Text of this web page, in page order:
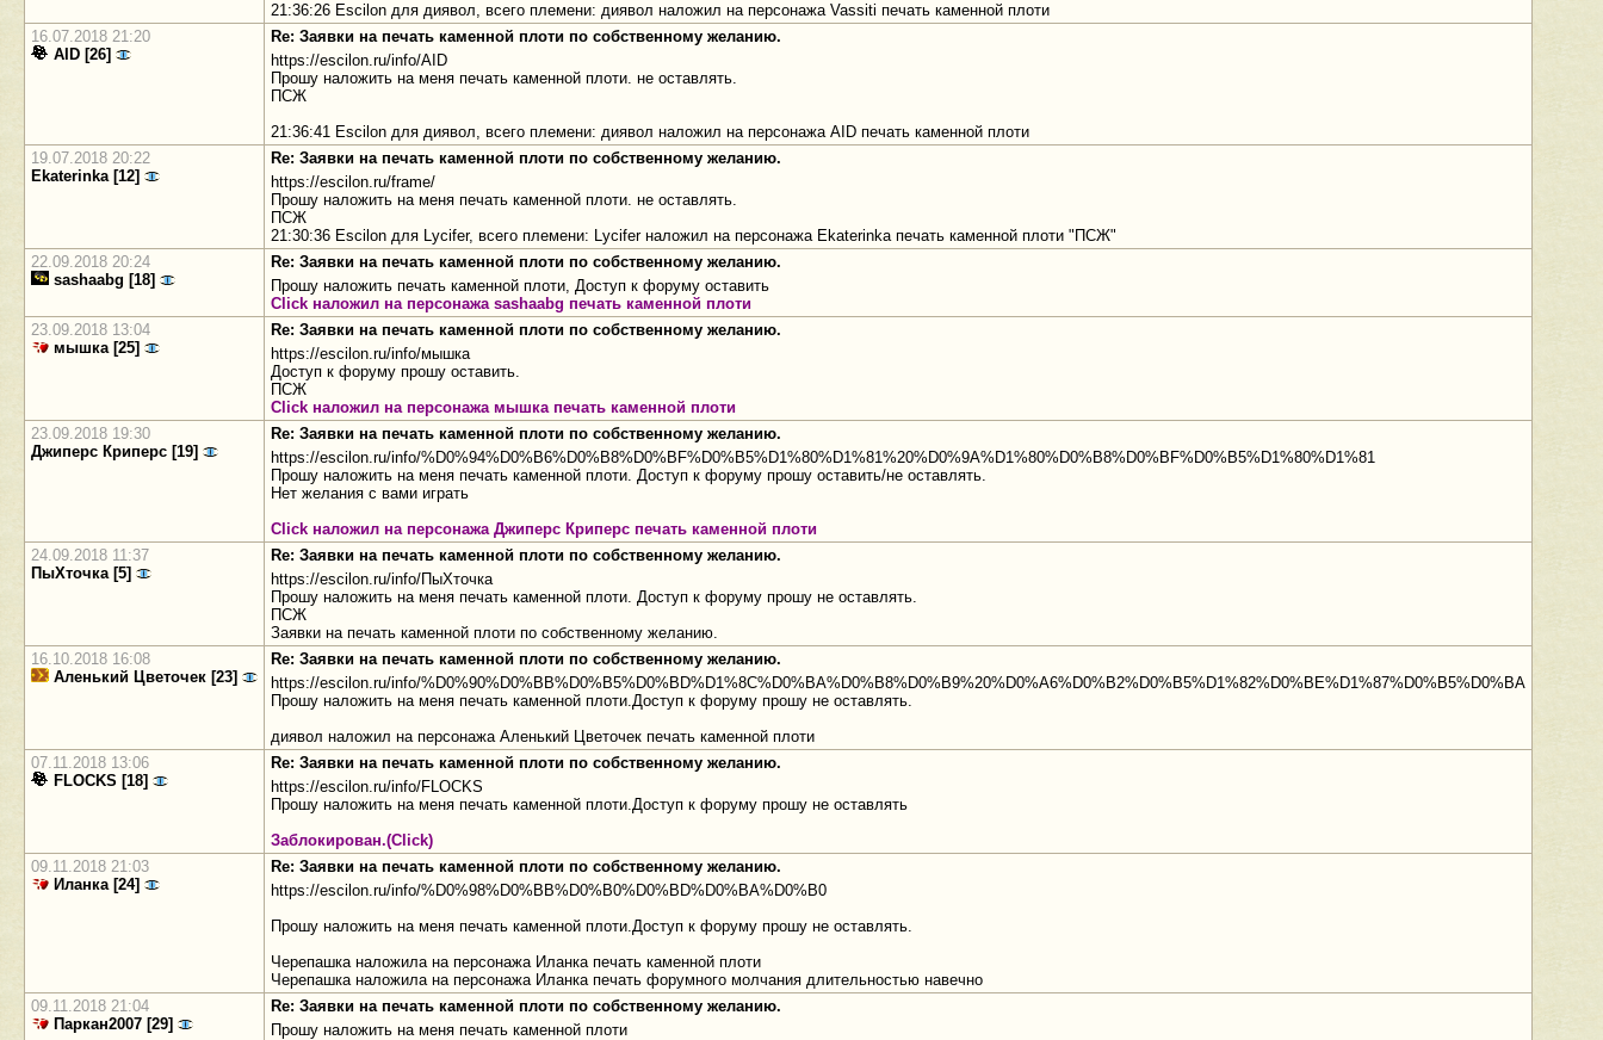
21:36:26 Escilon для диявол, всего племени: диявол наложил на персонажа Vassiti печать каменной плоти
16.07.2018 21:20
AID [26]
Re: Заявки на печать каменной плоти по собственному желанию.
https://escilon.ru/info/AID
Прошу наложить на меня печать каменной плоти. не оставлять.
ПСЖ
21:36:41 Escilon для диявол, всего племени: диявол наложил на персонажа AID печать каменной плоти
19.07.2018 20:22
Ekaterinka [12]
Re: Заявки на печать каменной плоти по собственному желанию.
https://escilon.ru/frame/
Прошу наложить на меня печать каменной плоти. не оставлять.
ПСЖ
21:30:36 Escilon для Lycifer, всего племени: Lycifer наложил на персонажа Ekaterinka печать каменной плоти "ПСЖ"
22.09.2018 20:24
sashaabg [18]
Re: Заявки на печать каменной плоти по собственному желанию.
Прошу наложить печать каменной плоти, Доступ к форуму оставить
Click наложил на персонажа sashaabg печать каменной плоти
23.09.2018 13:04
мышка [25]
Re: Заявки на печать каменной плоти по собственному желанию.
https://escilon.ru/info/мышка
Доступ к форуму прошу оставить.
ПСЖ
Click наложил на персонажа мышка печать каменной плоти
23.09.2018 19:30
Джиперс Криперс [19]
Re: Заявки на печать каменной плоти по собственному желанию.
https://escilon.ru/info/%D0%94%D0%B6%D0%B8%D0%BF%D0%B5%D1%80%D1%81%20%D0%9A%D1%80%D0%B8%D0%BF%D0%B5%D1%80%D1%81
Прошу наложить на меня печать каменной плоти. Доступ к форуму прошу оставить/не оставлять.
Нет желания с вами играть
Click наложил на персонажа Джиперс Криперс печать каменной плоти
24.09.2018 11:37
ПыХточка [5]
Re: Заявки на печать каменной плоти по собственному желанию.
https://escilon.ru/info/ПыХточка
Прошу наложить на меня печать каменной плоти. Доступ к форуму прошу не оставлять.
ПСЖ
Заявки на печать каменной плоти по собственному желанию.
16.10.2018 16:08
Аленький Цветочек [23]
Re: Заявки на печать каменной плоти по собственному желанию.
https://escilon.ru/info/%D0%90%D0%BB%D0%B5%D0%BD%D1%8C%D0%BA%D0%B8%D0%B9%20%D0%A6%D0%B2%D0%B5%D1%82%D0%BE%D1%87%D0%B5%D0%BA
Прошу наложить на меня печать каменной плоти.Доступ к форуму прошу не оставлять.
диявол наложил на персонажа Аленький Цветочек печать каменной плоти
07.11.2018 13:06
FLOCKS [18]
Re: Заявки на печать каменной плоти по собственному желанию.
https://escilon.ru/info/FLOCKS
Прошу наложить на меня печать каменной плоти.Доступ к форуму прошу не оставлять
Заблокирован.(Click)
09.11.2018 21:03
Иланка [24]
Re: Заявки на печать каменной плоти по собственному желанию.
https://escilon.ru/info/%D0%98%D0%BB%D0%B0%D0%BD%D0%BA%D0%B0
Прошу наложить на меня печать каменной плоти.Доступ к форуму прошу не оставлять.
Черепашка наложила на персонажа Иланка печать каменной плоти
Черепашка наложила на персонажа Иланка печать форумного молчания длительностью навечно
09.11.2018 21:04
Паркан2007 [29]
Re: Заявки на печать каменной плоти по собственному желанию.
Прошу наложить на меня печать каменной плоти